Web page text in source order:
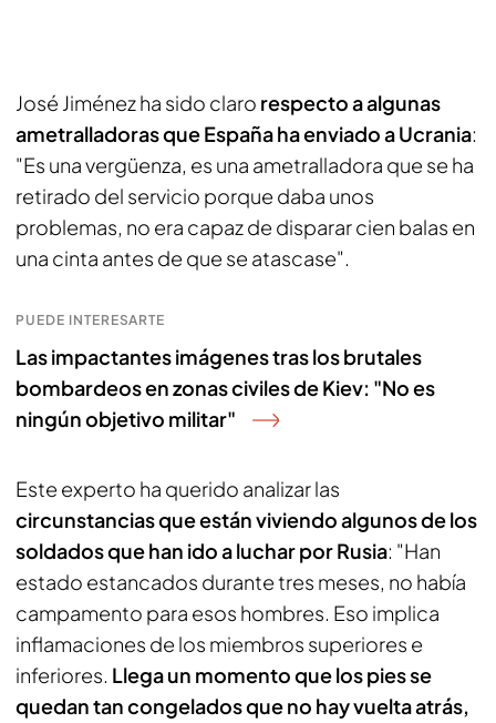
José Jiménez ha sido claro respecto a algunas
ametralladoras que España ha enviado a Ucrania:
"Es una vergüenza, es una ametralladora que se ha
retirado del servicio porque daba unos
problemas, no era capaz de disparar cien balas en
una cinta antes de que se atascase".
PUEDE INTERESARTE
Las impactantes imágenes tras los brutales
bombardeos en zonas civiles de Kiev: "No es
ningún objetivo militar"
Este experto ha querido analizar las
circunstancias que están viviendo algunos de los
soldados que han ido a luchar por Rusia: "Han
estado estancados durante tres meses, no había
campamento para esos hombres. Eso implica
inflamaciones de los miembros superiores e
inferiores. Llega un momento que los pies se
quedan tan congelados que no hay vuelta atrás,